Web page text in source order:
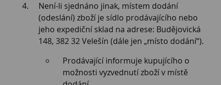
Není-li sjednáno jinak, místem dodání
(odeslání) zboží je sídlo prodávajícího nebo
jeho expediční sklad na adrese: Budějovická
148, 382 32 Velešín (dále jen „místo dodání“).
Prodávající informuje kupujícího o
možnosti vyzvednutí zboží v místě